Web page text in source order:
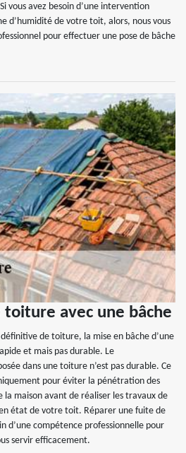
vous avez besoin d’une intervention
d’humidité de votre toit, alors, nous vous
pour effectuer une pose de bâche
avec une bâche
de toiture, la mise en bâche d’une
et mais pas durable. Le
dans une toiture n’est pas durable. Ce
pour éviter la pénétration des
la maison avant de réaliser les travaux de
état de votre toit. Réparer une fuite de
d’une compétence professionnelle pour
servir efficacement.